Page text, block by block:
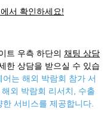
서 확인하세요!
트 우측 하단의 채팅 상담
한 상담을 받으실 수 있습
는 해외 박람회 참가 서
외 박람회 리서치, 수출
서비스를 제공합니다.